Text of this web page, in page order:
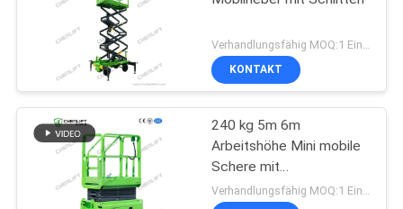
KONTAKT
240 kg 5m 6m
Arbeitshöhe Mini mobile
Schere mit
Erweiterungsplattform
Verhandlungsfähig MOQ:1 Einheit